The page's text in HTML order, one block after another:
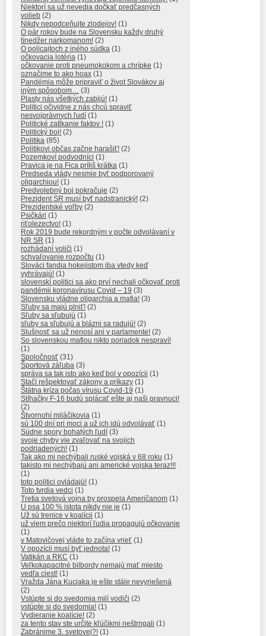
Niektorí sa už nevedia dočkať predčasných
volieb (2)
Nikdy nepodceňujte zlodejov! (1)
O pár rokov bude na Slovensku každy druhý
tínedžer narkomanom! (2)
O policajtoch z iného súdka (1)
očkovacia lotéria (1)
očkovanie proti pneumokokom a chrípke (1)
označime to ako hoax (1)
Pandémia môže pripraviť o život Slovákov aj
iným spôsobom… (3)
Plasty nás všetkých zabijú! (1)
Politici očividne z nás chcú spraviť
nesvojprávnych ľudí (1)
Politické zatĺkanie faktov ! (1)
Politický boj! (2)
Politika (85)
Politikovi občas začne harašiť! (2)
Pozemkoví podvodníci (1)
Pravica je na Fica príliš krátka (1)
Predseda vlády nesmie byť podporovaný
oligarchiou! (1)
Predvolebný boj pokračuje (2)
Prezident SR musí byť nadstranický! (2)
Prezidentské voľby (2)
Psičkári (1)
riťolezectvo! (1)
Rok 2019 bude rekordným v počte odvolávaní v
NR SR (1)
rozhádaní voliči (1)
schvaľovanie rozpočtu (1)
Slováci fandia hokejistom iba vtedy keď
vyhrávajú! (1)
slovenskí politici sa ako prví nechali očkovať proti
pandémii koronavírusu Covid – 19 (3)
Slovensku vládne oligarchia a mafia! (3)
Sľuby sa majú plniť! (2)
Sľuby sa sľubujú (1)
sľuby sa sľubujú a blázni sa radujú! (2)
Slušnosť sa už nenosí ani v parlamente! (2)
So slovenskou mafiou nikto poriadok nespraví!
(1)
Spoločnosť (31)
Športová záľuba (3)
správa sa tak isto ako keď bol v opozícii (1)
Stačí rešpektovať zákony a príkazy (1)
Štátna kríza počas vírusu Covid-19 (1)
Stíhačky F-16 budú splácať ešte aj naši pravnuci!
(2)
Štvornohí miláčikovia (1)
sú 100 dní pri moci a už ich idú odvolávať (1)
Súdne spory bohatých ľudí (3)
svoje chyby vie zvaľovať na svojich
podriadených! (1)
Tak ako mi nechýbali ruské vojská v 68 roku (1)
takisto mi nechýbajú ani americké vojska teraz!!!
(1)
toto politici ovládajú! (1)
Toto tvrdia vedci (1)
Tretia svetová vojna by prospela Američanom (1)
U psa 100 % istota nikdy nie je (1)
Už sú trenice v koalícii (1)
už viem prečo niektorí ľudia propagujú očkovanie
(1)
v Matovičovej vláde to začína vrieť (1)
V opozícii musí byť jednota! (1)
Vatikán a RKC (1)
Veľkokapacitné bilbordy nemajú mať miesto
vedľa ciest! (1)
Vražda Jána Kuciaka je ešte stále nevyriešená
(2)
Vstúpte si do svedomia milí vodiči (2)
vstúpte si do svedomia! (1)
Vydieranie koalície! (2)
za tento stav ste určite kľúčikmi neštrngali (1)
Zabránime 3. svetovej?! (1)